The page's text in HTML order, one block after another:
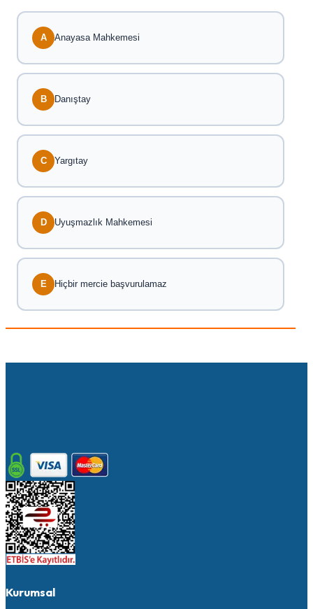
A Anayasa Mahkemesi
B Danıştay
C Yargıtay
D Uyuşmazlık Mahkemesi
E Hiçbir mercie başvurulamaz
Kurumsal